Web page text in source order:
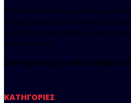
Ιστοσελίδα που οργανώνει το
ενημέρωσης στη Θεσσαλία, με
αξιοπιστία και άποψη, χωρίς
αστερίσκους.
Στο regista.gr η μπάλα παίζεται
ΚΑΤΗΓΟΡΊΕΣ